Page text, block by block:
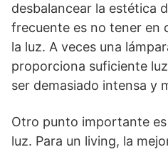
desbalancear la estética
frecuente es no tener en
la luz. A veces una
proporciona suficiente
ser demasiado intensa y
Otro punto importante
luz. Para un living, la